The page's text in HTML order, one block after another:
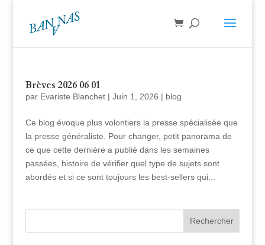
Brèves 2026 06 01
par Evariste Blanchet| Juin 1, 2026 | blog
Ce blog évoque plus volontiers la presse spécialisée que
la presse généraliste. Pour changer, petit panorama de
ce que cette dernière a publié dans les semaines
passées, histoire de vérifier quel type de sujets sont
abordés et si ce sont toujours les best-sellers qui...